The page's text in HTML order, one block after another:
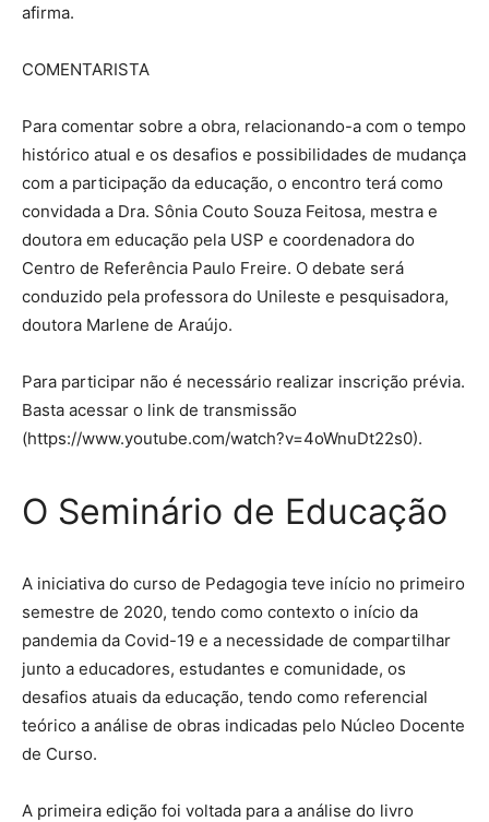
afirma.
COMENTARISTA
Para comentar sobre a obra, relacionando-a com o tempo
histórico atual e os desafios e possibilidades de mudança
com a participação da educação, o encontro terá como
convidada a Dra. Sônia Couto Souza Feitosa, mestra e
doutora em educação pela USP e coordenadora do
Centro de Referência Paulo Freire. O debate será
conduzido pela professora do Unileste e pesquisadora,
doutora Marlene de Araújo.
Para participar não é necessário realizar inscrição prévia.
Basta acessar o link de transmissão
(https://www.youtube.com/watch?v=4oWnuDt22s0).
O Seminário de Educação
A iniciativa do curso de Pedagogia teve início no primeiro
semestre de 2020, tendo como contexto o início da
pandemia da Covid-19 e a necessidade de compartilhar
junto a educadores, estudantes e comunidade, os
desafios atuais da educação, tendo como referencial
teórico a análise de obras indicadas pelo Núcleo Docente
de Curso.
A primeira edição foi voltada para a análise do livro